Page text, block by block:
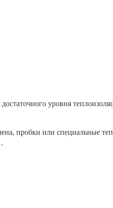
уровня
пробки или специальные